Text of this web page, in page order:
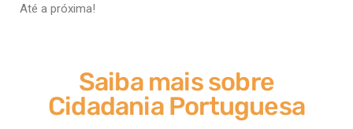
Até a próxima!
Saiba mais sobre
Cidadania Portuguesa